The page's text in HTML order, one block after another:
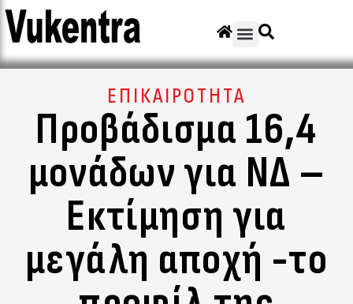
ΕΠΙΚΑΙΡΟΤΗΤΑ
Προβάδισμα 16,4
μονάδων για ΝΔ –
Εκτίμηση για
μεγάλη αποχή -το